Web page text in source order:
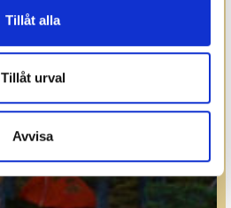
Tillåt alla
Tillåt urval
Avvisa